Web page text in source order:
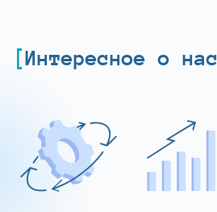
Интересное о нас